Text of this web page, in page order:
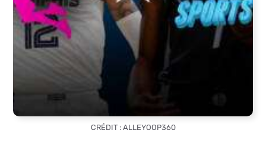
CRÉDIT : ALLEYOOP360